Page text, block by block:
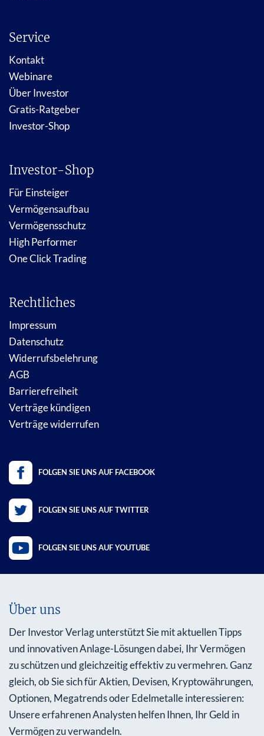
Service
Kontakt
Webinare
Über Investor
Gratis-Ratgeber
Investor-Shop
Investor-Shop
Für Einsteiger
Vermögensaufbau
Vermögensschutz
High Performer
One Click Trading
Rechtliches
Impressum
Datenschutz
Widerrufsbelehrung
AGB
Barrierefreiheit
Verträge kündigen
Verträge widerrufen
FOLGEN SIE UNS AUF FACEBOOK
FOLGEN SIE UNS AUF TWITTER
FOLGEN SIE UNS AUF YOUTUBE
Über uns
Der Investor Verlag unterstützt Sie mit aktuellen Tipps
und innovativen Anlage-Lösungen dabei, Ihr Vermögen
zu schützen und gleichzeitig effektiv zu vermehren. Ganz
gleich, ob Sie sich für Aktien, Devisen, Kryptowährungen,
Optionen, Megatrends oder Edelmetalle interessieren:
Unsere erfahrenen Analysten helfen Ihnen, Ihr Geld in
Vermögen zu verwandeln.